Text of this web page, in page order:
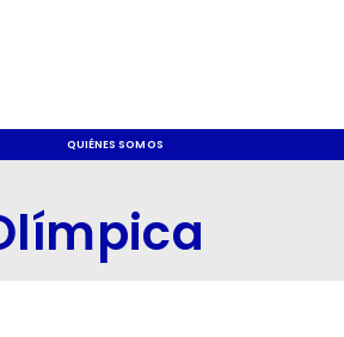
QUIÉNES SOMOS